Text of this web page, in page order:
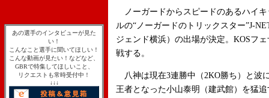
あの選手のインタビューが見た
い！
こんなこと選手に聞いてほしい！
こんな動画が見たい！などなど、
GBRで特集してほしいこと、
リクエストも常時受付中！
↓↓↓
ノーガードからスピードのあるハイ
ルの“ノーガードのトリックスター”J-
ジェンド横浜）の出場が決定。KOSフ
戦する。
八神は現在3連勝中（2KO勝ち）と波
王者となった小山泰明（建武館）を猛